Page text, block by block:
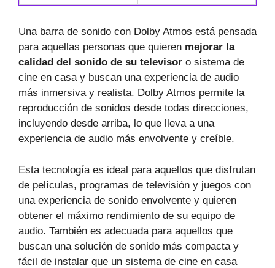
Una barra de sonido con Dolby Atmos está pensada
para aquellas personas que quieren mejorar la
calidad del sonido de su televisor o sistema de
cine en casa y buscan una experiencia de audio
más inmersiva y realista. Dolby Atmos permite la
reproducción de sonidos desde todas direcciones,
incluyendo desde arriba, lo que lleva a una
experiencia de audio más envolvente y creíble.
Esta tecnología es ideal para aquellos que disfrutan
de películas, programas de televisión y juegos con
una experiencia de sonido envolvente y quieren
obtener el máximo rendimiento de su equipo de
audio. También es adecuada para aquellos que
buscan una solución de sonido más compacta y
fácil de instalar que un sistema de cine en casa